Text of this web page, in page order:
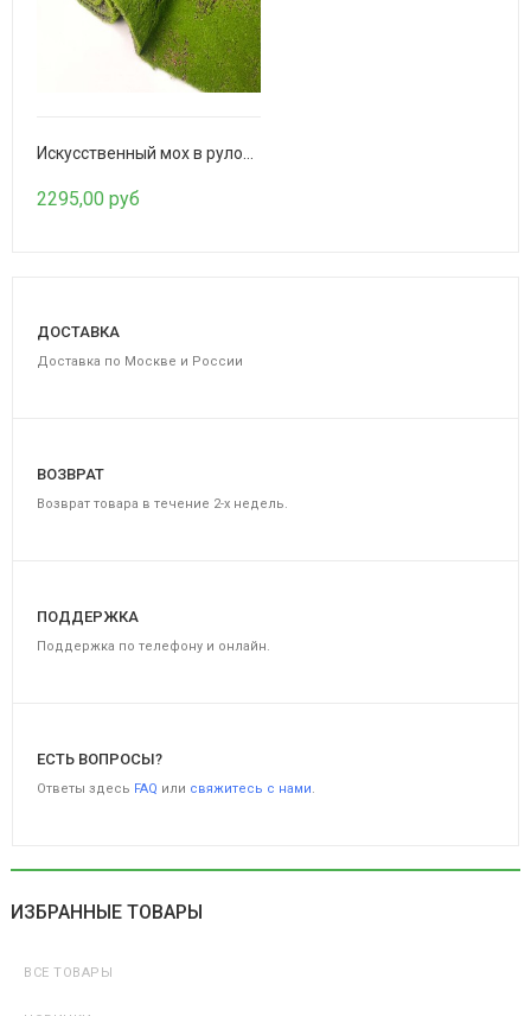
5665,00 руб
3709,00 руб
Бамбуковый ствол (обожженный) D 40-50мм.
2295,00 руб
ДОСТАВКА
Доставка по Москве и России
ВОЗВРАТ
Возврат товара в течение 2-х недель.
ПОДДЕРЖКА
Поддержка по телефону и онлайн.
ЕСТЬ ВОПРОСЫ?
Ответы здесь FAQ или свяжитесь с нами.
ИЗБРАННЫЕ ТОВАРЫ
ВСЕ ТОВАРЫ